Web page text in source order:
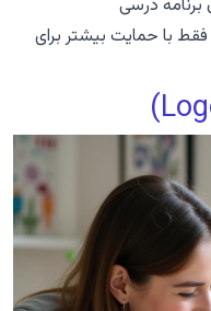
برنامه درسی
با حمایت بیشتر برای